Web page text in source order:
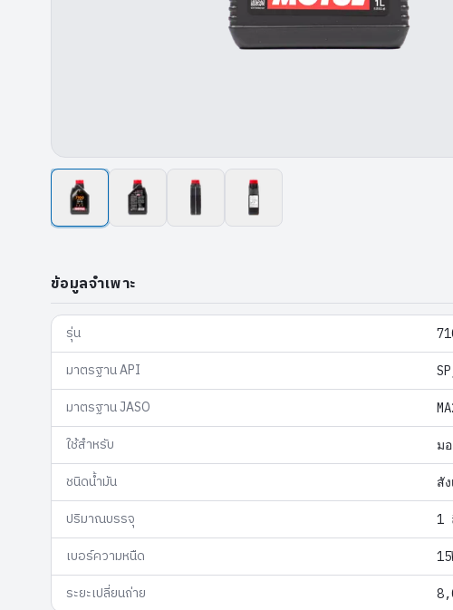
ข้อมูลจำเพาะ
รุ่น
มาตรฐาน API
มาตรฐาน JASO
ใช้สำหรับ ม
ชนิดน้ำมัน สั
ปริมาณบรรจุ 1
เบอร์ความหนืด
ระยะเปลี่ยนถ่าย